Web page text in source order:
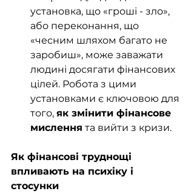
установка, що «гроші - зло»,
або переконання, що
«чесним шляхом багато не
заробиш», може заважати
людині досягати фінансових
цілей. Робота з цими
установками є ключовою для
того, як змінити фінансове
мислення та вийти з кризи.
Як фінансові труднощі
впливають на психіку і
стосунки